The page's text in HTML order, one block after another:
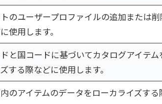
のユーザープロファイルの追加または
使用します。
と国コードに基づいてカタログアイテム
する際などに使用します。
のアイテムのデータをローカライズする